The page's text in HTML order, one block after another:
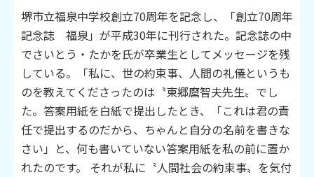
堺市立福泉中学校創立70周年を記念し、「創立70周年
記念誌 福泉」が平成30年に刊行された。記念誌の中
でさいとう・たかを氏が卒業生としてメッセージを残
している。「私に、世の約束事、人間の礼儀というも
のを教えてくださったのは〝東郷麿智夫先生〟でし
た。答案用紙を白紙で提出したとき、「これは君の責
任で提出するのだから、ちゃんと自分の名前を書きな
さい」と、何も書いていない答案用紙を私の前に置か
れたのです。 それが私に〝人間社会の約束事〟を気付